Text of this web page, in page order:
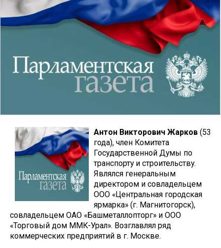
Антон Викторович Жарков (53
года), член Комитета
Государственной Думы по
транспорту и строительству.
Являлся генеральным
директором и совладельцем
ООО «Центральная городская
ярмарка» (г. Магнитогорск),
совладельцем ОАО «Башметаллопторг» и ООО
«Торговый дом ММК-Урал». Возглавлял ряд
коммерческих предприятий в г. Москве.